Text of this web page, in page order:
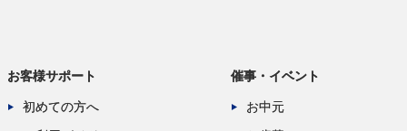
お客様サポート
初めての方へ
催事・イベント
お中元